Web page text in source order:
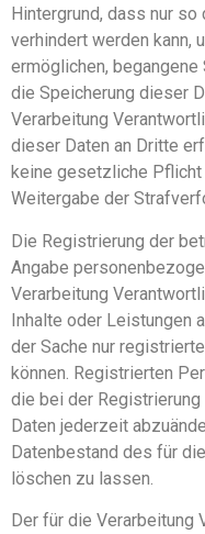
Hintergrund, dass nur
verhindert werden kann,
ermöglichen,
die Speicherung dieser
Verarbeitung
dieser Daten an Dritte
keine gesetzliche
Weitergabe der
Die Registrierung der
Angabe
Verarbeitung
Inhalte oder Leistungen
der Sache nur
können. Registrierten
die bei der
Daten jederzeit
Datenbestand des für
löschen zu lassen.
Der für die Verarbeitung